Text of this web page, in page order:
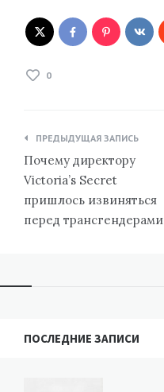
0
Навигация
по
записям
ПРЕДЫДУЩАЯ ЗАПИСЬ
Почему директору
Victoria’s Secret
пришлось извиняться
перед трансгендерами
ПОСЛЕДНИЕ ЗАПИСИ